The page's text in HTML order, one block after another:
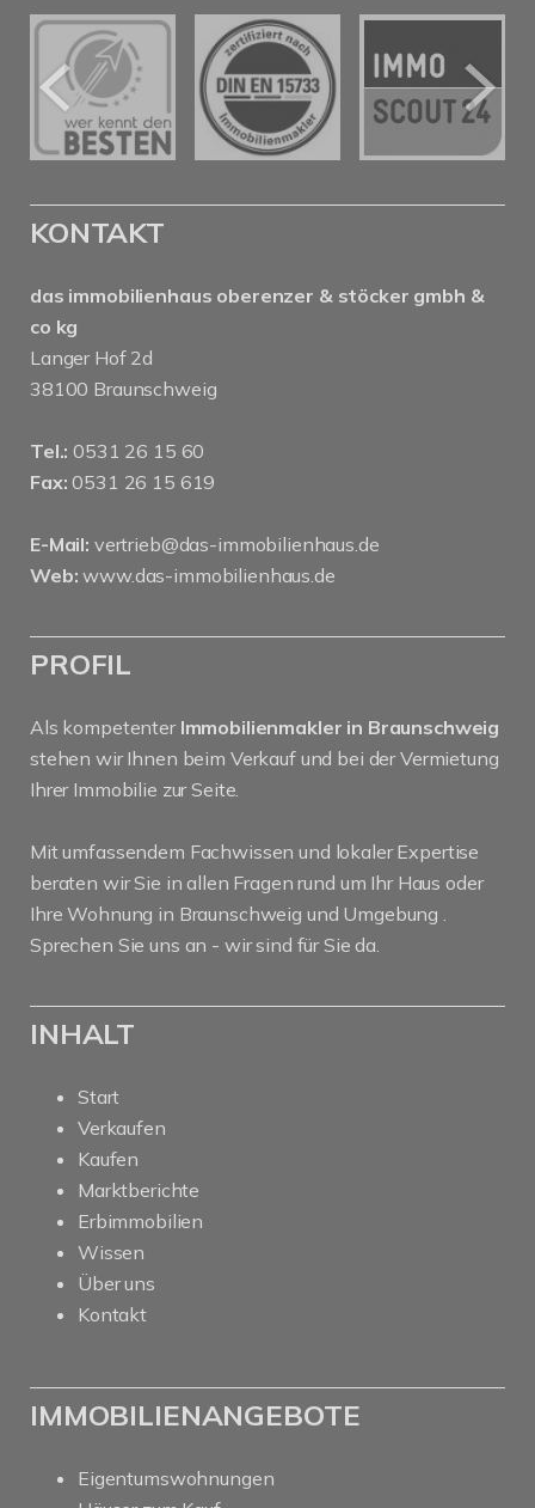
KONTAKT
das immobilienhaus oberenzer & stöcker gmbh &
co kg
Langer Hof 2d
38100 Braunschweig
Tel.: 0531 26 15 60
Fax: 0531 26 15 619
E-Mail: vertrieb@das-immobilienhaus.de
Web: www.das-immobilienhaus.de
PROFIL
Als kompetenter Immobilienmakler in Braunschweig
stehen wir Ihnen beim Verkauf und bei der Vermietung
Ihrer Immobilie zur Seite.
Mit umfassendem Fachwissen und lokaler Expertise
beraten wir Sie in allen Fragen rund um Ihr Haus oder
Ihre Wohnung in Braunschweig und Umgebung .
Sprechen Sie uns an - wir sind für Sie da.
INHALT
Start
Verkaufen
Kaufen
Marktberichte
Erbimmobilien
Wissen
Über uns
Kontakt
IMMOBILIENANGEBOTE
Eigentumswohnungen